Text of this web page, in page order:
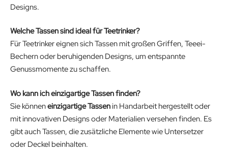
Designs.
Welche Tassen sind ideal für Teetrinker?
Für Teetrinker eignen sich Tassen mit großen Griffen, Teeei-
Bechern oder beruhigenden Designs, um entspannte
Genussmomente zu schaffen.
Wo kann ich einzigartige Tassen finden?
Sie könneneinzigartige Tassenin Handarbeit hergestellt oder
mit innovativen Designs oder Materialien versehen finden. Es
gibt auch Tassen, die zusätzliche Elemente wie Untersetzer
oder Deckel beinhalten.